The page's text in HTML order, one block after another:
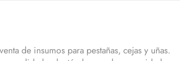
de insumos para pestañas, cejas y uñas.